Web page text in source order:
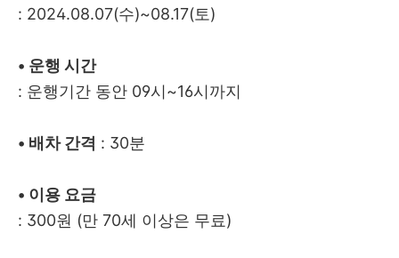
: 2024.08.07(수)~08.17(토)
• 운행 시간
: 운행기간 동안 09시~16시까지
• 배차 간격 : 30분
• 이용 요금
: 300원 (만 70세 이상은 무료)